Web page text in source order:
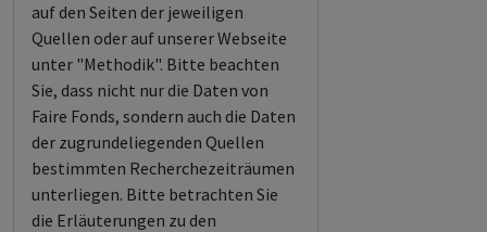
auf den Seiten der jeweiligen
Quellen oder auf unserer Webseite
unter "Methodik". Bitte beachten
Sie, dass nicht nur die Daten von
Faire Fonds, sondern auch die Daten
der zugrundeliegenden Quellen
bestimmten Recherchezeiträumen
unterliegen. Bitte betrachten Sie
die Erläuterungen zu den